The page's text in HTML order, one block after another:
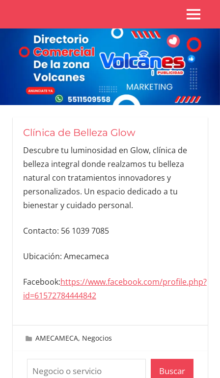
Zona
volcanes
Zona
Volcanes
Clínica de Belleza Glow
Descubre tu luminosidad en Glow, clínica de
belleza integral donde realzamos tu belleza
natural con tratamientos innovadores y
personalizados. Un espacio dedicado a tu
bienestar y cuidado personal.
Contacto: 56 1039 7085
Ubicación: Amecameca
Facebook:https://www.facebook.com/profile.php?
id=61572784444842
mayo 2, 2025
Iván Ceballos
AMECAMECA, Negocios
Buscar